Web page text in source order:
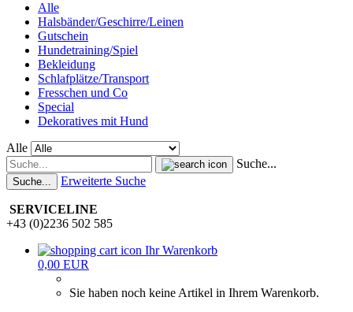
Alle
Halsbänder/Geschirre/Leinen
Gutschein
Hundetraining/Spiel
Bekleidung
Schlafplätze/Transport
Fresschen und Co
Special
Dekoratives mit Hund
Alle
Suche...
Suche... Erweiterte Suche
SERVICELINE
+43 (0)2236 502 585
Ihr Warenkorb
0,00 EUR
Sie haben noch keine Artikel in Ihrem Warenkorb.